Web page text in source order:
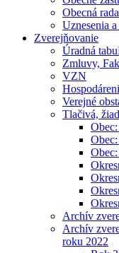
Obecná
Uznesenia
Zverejňovanie
Úradná
Zmluvy,
VZN
Verejné
Tlačivá,
Archív
Archív
roku 2022